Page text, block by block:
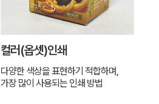
컬러(옵셋)인쇄
다양한 색상을 표현하기 적합하며,
가장 많이 사용되는 인쇄 방법